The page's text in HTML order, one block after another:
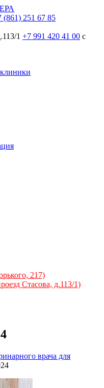
(861) 251 67 85
1 +7 991 420 41 00 c
217)
Стасова, д.113/1)
врача для